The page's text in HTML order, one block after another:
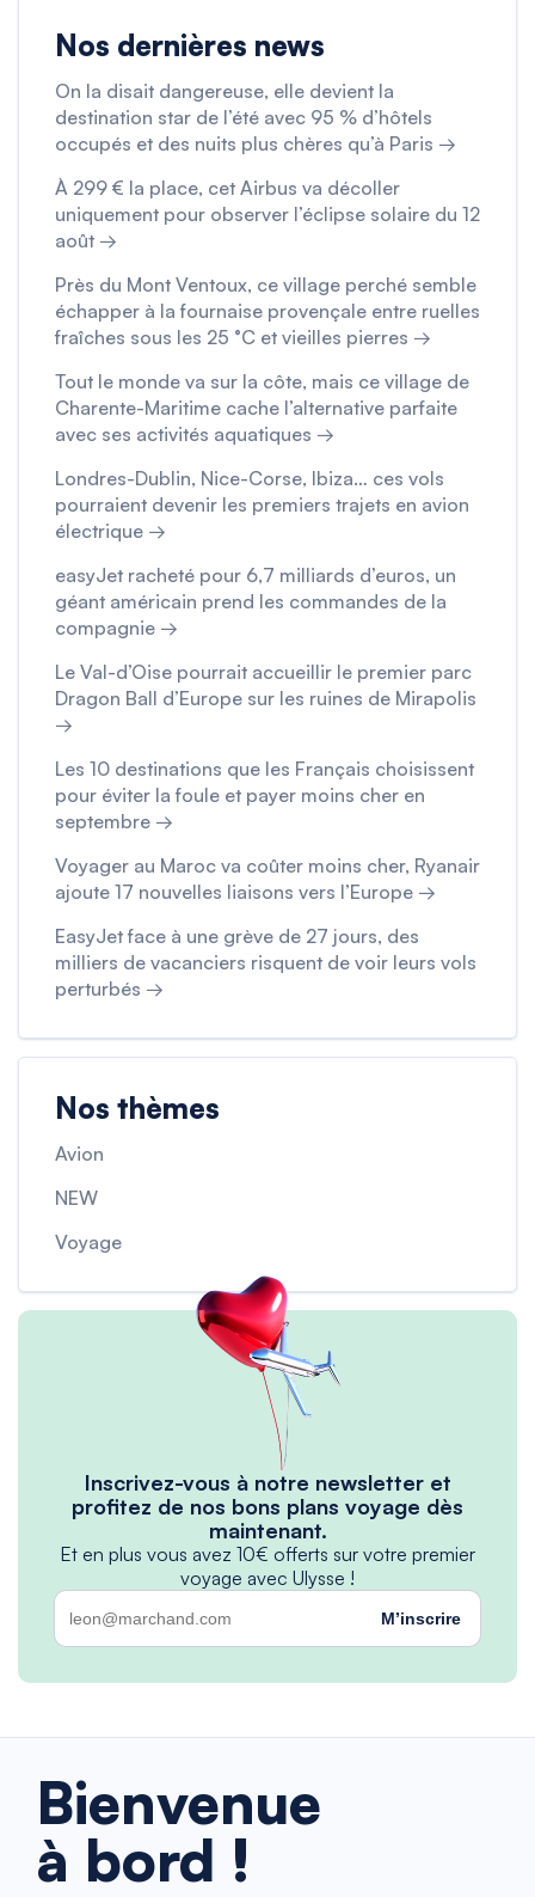
Nos dernières news
On la disait dangereuse, elle devient la
destination star de l’été avec 95 % d’hôtels
occupés et des nuits plus chères qu’à Paris →
À 299 € la place, cet Airbus va décoller
uniquement pour observer l’éclipse solaire du 12
août →
Près du Mont Ventoux, ce village perché semble
échapper à la fournaise provençale entre ruelles
fraîches sous les 25 °C et vieilles pierres →
Tout le monde va sur la côte, mais ce village de
Charente-Maritime cache l’alternative parfaite
avec ses activités aquatiques →
Londres-Dublin, Nice-Corse, Ibiza… ces vols
pourraient devenir les premiers trajets en avion
électrique →
easyJet racheté pour 6,7 milliards d’euros, un
géant américain prend les commandes de la
compagnie →
Le Val-d’Oise pourrait accueillir le premier parc
Dragon Ball d’Europe sur les ruines de Mirapolis
→
Les 10 destinations que les Français choisissent
pour éviter la foule et payer moins cher en
septembre →
Voyager au Maroc va coûter moins cher, Ryanair
ajoute 17 nouvelles liaisons vers l’Europe →
EasyJet face à une grève de 27 jours, des
milliers de vacanciers risquent de voir leurs vols
perturbés →
Nos thèmes
Avion
NEW
Voyage
Inscrivez-vous à notre newsletter et
profitez de nos bons plans voyage dès
maintenant.
Et en plus vous avez 10€ offerts sur votre premier
voyage avec Ulysse !
M’inscrire
Bienvenue
à bord !